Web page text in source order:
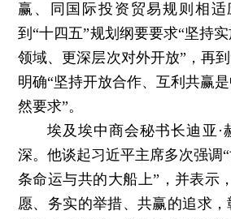
赢、同国际投资贸易规则相适
到“十四五”规划纲要要求“坚持
领域、更深层次对外开放”，再
明确“坚持开放合作、互利共赢
然要求”。
埃及埃中商会秘书长迪亚·
深。他谈起习近平主席多次强调
条命运与共的大船上”，并表示
愿、务实的举措、共赢的追求